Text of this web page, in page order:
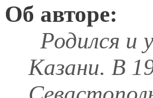
Об авторе:
Родился и
Казани. В